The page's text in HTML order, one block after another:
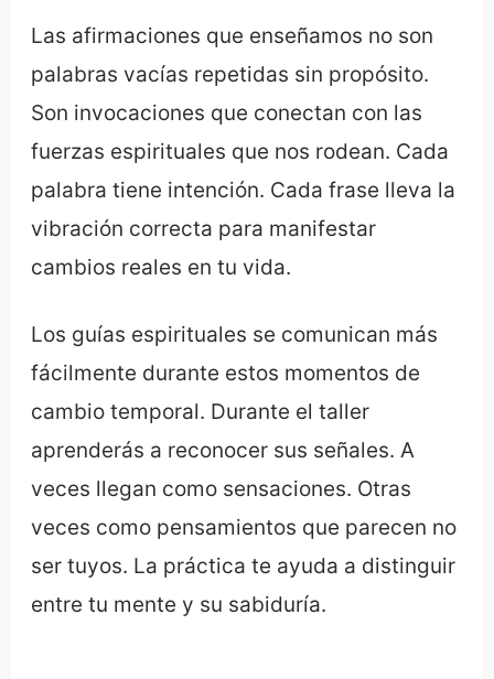
Las afirmaciones que enseñamos no son
palabras vacías repetidas sin propósito.
Son invocaciones que conectan con las
fuerzas espirituales que nos rodean. Cada
palabra tiene intención. Cada frase lleva la
vibración correcta para manifestar
cambios reales en tu vida.
Los guías espirituales se comunican más
fácilmente durante estos momentos de
cambio temporal. Durante el taller
aprenderás a reconocer sus señales. A
veces llegan como sensaciones. Otras
veces como pensamientos que parecen no
ser tuyos. La práctica te ayuda a distinguir
entre tu mente y su sabiduría.